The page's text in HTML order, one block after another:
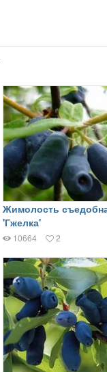
Жимолость
'Гжелка'
10664 2